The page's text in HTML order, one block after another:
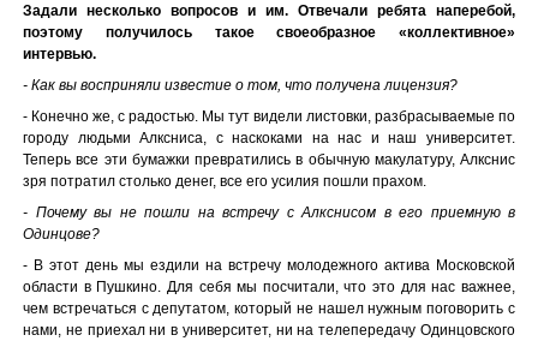
Задали несколько вопросов и им. Отвечали ребята наперебой,
поэтому получилось такое своеобразное «коллективное»
интервью.
- Как вы восприняли известие о том, что получена лицензия?
- Конечно же, с радостью. Мы тут видели листовки, разбрасываемые по
городу людьми Алксниса, с наскоками на нас и наш университет.
Теперь все эти бумажки превратились в обычную макулатуру, Алкснис
зря потратил столько денег, все его усилия пошли прахом.
- Почему вы не пошли на встречу с Алкснисом в его приемную в
Одинцове?
- В этот день мы ездили на встречу молодежного актива Московской
области в Пушкино. Для себя мы посчитали, что это для нас важнее,
чем встречаться с депутатом, который не нашел нужным поговорить с
нами, не приехал ни в университет, ни на телепередачу Одинцовского